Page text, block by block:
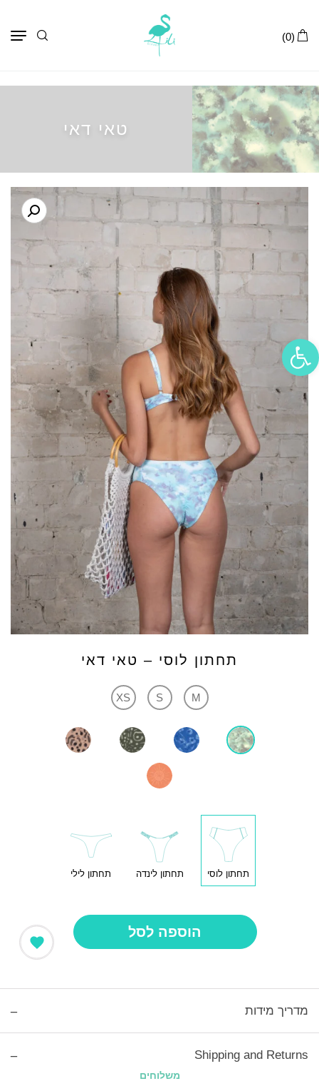
(0)
טאי דאי
תחתון לוסי – טאי דאי
M
S
XS
תחתון לוסי תחתון לינדה תחתון לילי
הוספה לסל
מדריך מידות
Shipping and Returns
משלוחים
פתח סרגל נגישות